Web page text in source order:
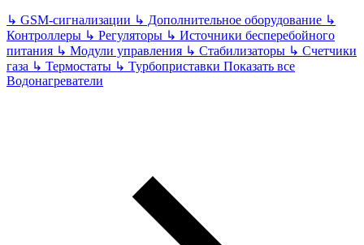
↳ GSM-сигнализации ↳ Дополнительное оборудование ↳
Контроллеры ↳ Регуляторы ↳ Источники бесперебойного
питания ↳ Модули управления ↳ Стабилизаторы ↳ Счетчики
газа ↳ Термостаты ↳ Турбоприставки Показать все
Водонагреватели